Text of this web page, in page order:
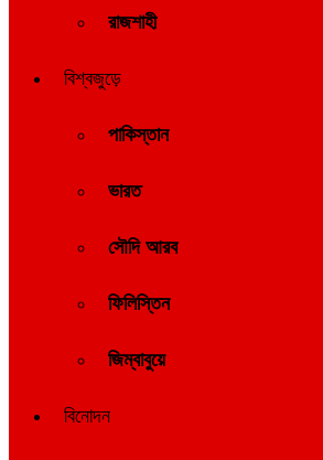
রাজশাহী
বিশ্বজুড়ে
পাকিস্তান
ভারত
সৌদি আরব
ফিলিস্তিন
জিম্বাবুয়ে
বিনোদন